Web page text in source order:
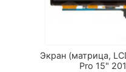
Экран (матрица,
Pro 15"